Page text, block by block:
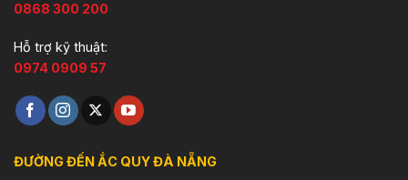
0868 300 200
Hỗ trợ kỹ thuật:
0974 0909 57
ĐƯỜNG ĐẾN ẮC QUY ĐÀ NẴNG